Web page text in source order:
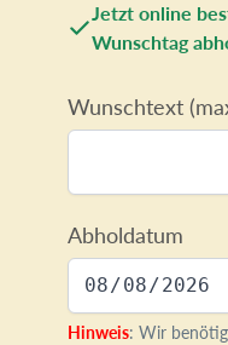
Jetzt online
Wunschtag
Wunschtext
Abholdatum
Hinweis: Wir